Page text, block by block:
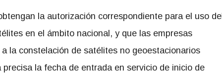
la autorización correspondiente para el uso del
en el ámbito nacional, y que las empresas
la constelación de satélites no geoestacionarios
la fecha de entrada en servicio de inicio de